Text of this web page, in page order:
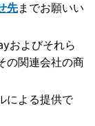
先までお願いい
およびそれら
の関連会社の商
による提供で